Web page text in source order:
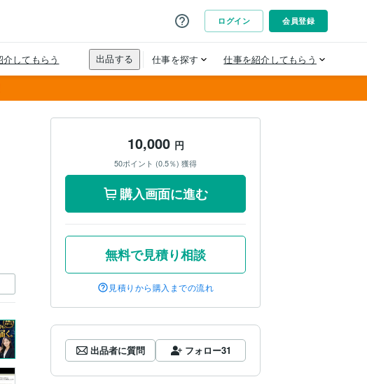
10,000 円
50ポイント (0.5％) 獲得
購入画面に進む
無料で見積り相談
見積りから購入までの流れ
出品者に質問 フォロー31